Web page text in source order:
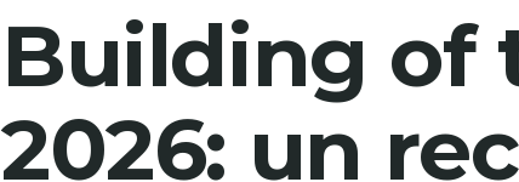
Building of
2026: un